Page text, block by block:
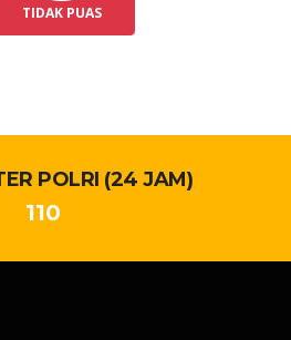
TIDAK PUAS
POLRI (24 JAM)
110